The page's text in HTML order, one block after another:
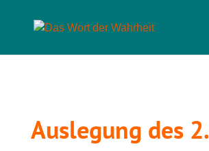
Auslegung des 2.